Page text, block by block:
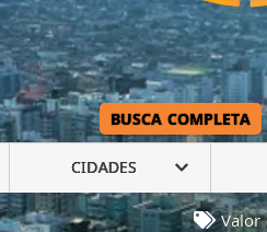
BUSCA COMPLETA
CIDADES
Valor